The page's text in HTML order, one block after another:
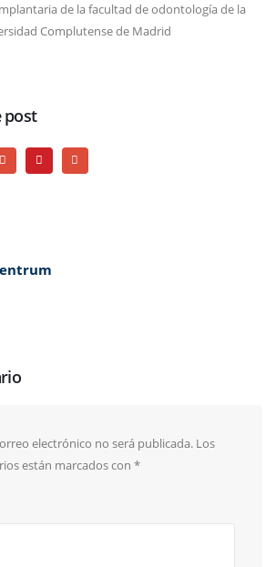
post
electrónico no será publicada. Los
están marcados con *